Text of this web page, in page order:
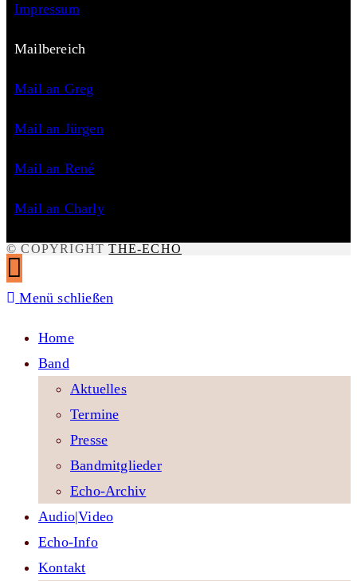
Impressum
Mailbereich
Mail an Greg
Mail an Jürgen
Mail an René
Mail an Charly
© COPYRIGHTTHE-ECHO
Menü schließen
Home
Band
Aktuelles
Termine
Presse
Bandmitglieder
Echo-Archiv
Audio|Video
Echo-Info
Kontakt